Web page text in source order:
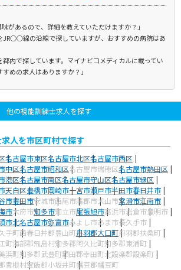
味があるので、詳細を教えていただけますか？」
JR○○線の沿線で探していますが、おすすめの病院はあ
都内で探しています。マイナビコメディカルに載ってい
の求人はありますか？」
他の視能訓練士求人を探す
人を市区町村で探す
名古屋市東区名古屋市北区名古屋市西区
中区名古屋市昭和区名古屋市瑞穂区名古屋市熱田区
港区名古屋市南区名古屋市守山区名古屋市緑区
天白区豊橋市岡崎市一宮市瀬戸市半田市春日井市
市豊田市安城市西尾市蒲郡市犬山市常滑市江南市
市大府市知多市知立市尾張旭市高浜市岩倉市豊明市
市北名古屋市弥富市みよし市あま市長久手市
手町西春日井郡豊山町丹羽郡大口町丹羽郡扶桑町
町海部郡飛島村知多郡阿久比町知多郡東浦町
浜町知多郡武豊町額田郡幸田町北設楽郡設楽町
豊根村宝飯郡小坂井町幡豆郡幡豆町